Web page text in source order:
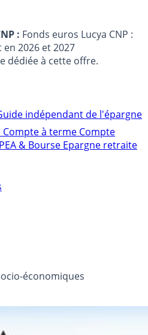
: Fonds euros Lucya CNP :
2026 et 2027
dédiée à cette offre.
indépendant de l'épargne
Compte à terme Compte
PEA & Bourse Epargne retraite
économiques